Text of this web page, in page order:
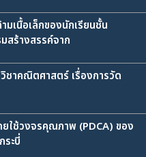
มเนื้อเล็กของนักเรียนชั้น
สร้างสรรค์จาก
ชาคณิตศาสตร์ เรื่องการวัด
ใช้วงจรคุณภาพ (PDCA) ของ
ระบี่